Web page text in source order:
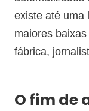
existe até uma
maiores
fábrica,
O fim de